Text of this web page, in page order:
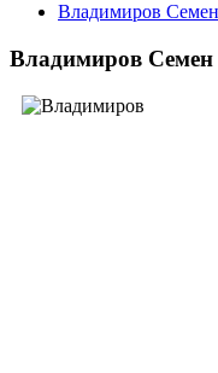
Владимиров
Владимиров Семен